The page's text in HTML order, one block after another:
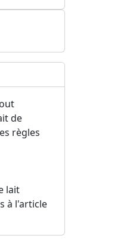
de
règles
lait
à l'article